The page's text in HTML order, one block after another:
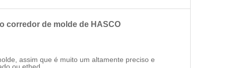
corredor de molde de HASCO
assim que é muito um altamente preciso e